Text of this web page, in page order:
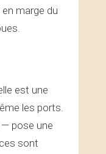
marge du
est une
les ports.
pose une
sont